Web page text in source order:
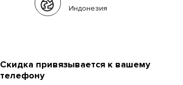
Индонезия
Скидка привязывается к вашему
телефону